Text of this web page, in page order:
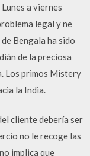
a viernes
legal y ne
Bengala ha sido
de la preciosa
Los primos Mistery
la India.
cliente debería ser
no le recoge las
implica que